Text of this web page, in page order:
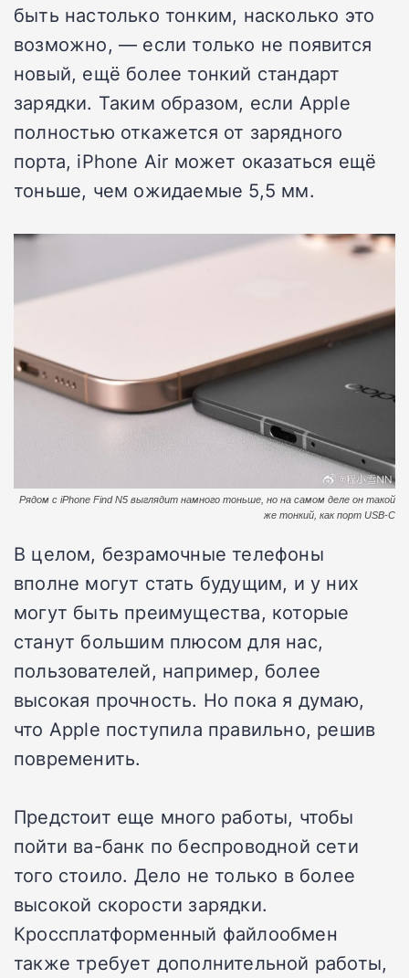
быть настолько тонким, насколько это
возможно, — если только не появится
новый, ещё более тонкий стандарт
зарядки. Таким образом, если Apple
полностью откажется от зарядного
порта, iPhone Air может оказаться ещё
тоньше, чем ожидаемые 5,5 мм.
Рядом с iPhone Find N5 выглядит намного тоньше, но на самом деле он такой
же тонкий, как порт USB-C
В целом, безрамочные телефоны
вполне могут стать будущим, и у них
могут быть преимущества, которые
станут большим плюсом для нас,
пользователей, например, более
высокая прочность. Но пока я думаю,
что Apple поступила правильно, решив
повременить.
Предстоит еще много работы, чтобы
пойти ва-банк по беспроводной сети
того стоило. Дело не только в более
высокой скорости зарядки.
Кроссплатформенный файлообмен
также требует дополнительной работы,